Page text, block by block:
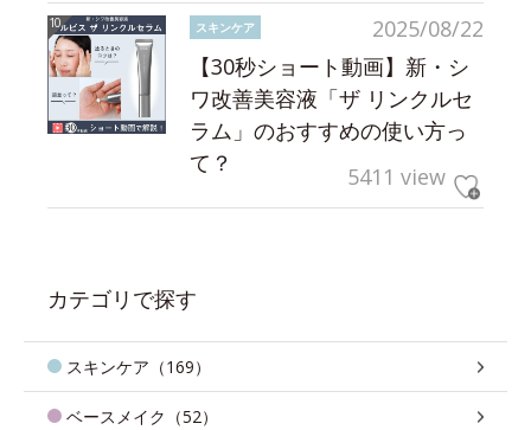
2025/08/22
スキンケア
【30秒ショート動画】新・シ
ワ改善美容液「ザ リンクルセ
ラム」のおすすめの使い方っ
て？
5411 view
カテゴリで探す
スキンケア（169）
ベースメイク（52）